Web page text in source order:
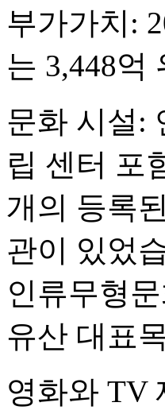
부가가치:
는 3,448억
문화 시설:
립 센터 포
개의 등록
관이 있었
인류무형
유산 대표
영화와 TV